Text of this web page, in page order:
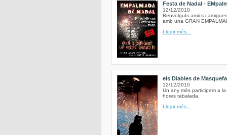
Festa de Nadal -
12/12/2010
Benvolguts amics i
amb una GRAN
Llegir més...
els Diables de
12/12/2010
Un any més participem a
hores tabalada,
Llegir més...